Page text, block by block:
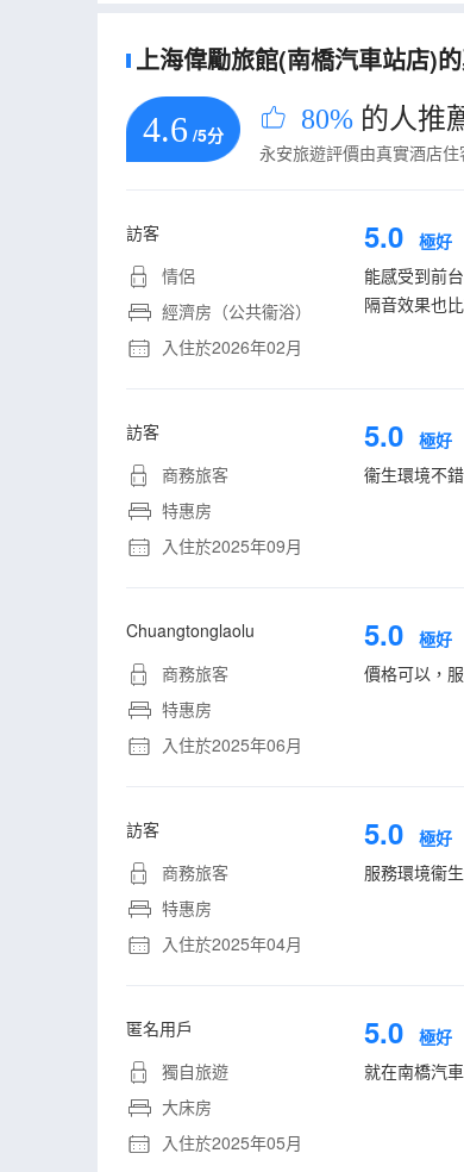
上海偉勵旅館(南橋汽車站店)
4.6 /5分 80% 的人推
永安旅遊評價由真實酒店住
訪客
情侶
經濟房（公共衞浴）
入住於2026年02月
5.0 極好
能感受到前
隔音效果也
訪客
商務旅客
特惠房
入住於2025年09月
5.0 極好
衞生環境不錯
Chuangtonglaolu
商務旅客
特惠房
入住於2025年06月
5.0 極好
價格可以，
訪客
商務旅客
特惠房
入住於2025年04月
5.0 極好
服務環境衞
匿名用戶
獨自旅遊
大床房
入住於2025年05月
5.0 極好
就在南橋汽